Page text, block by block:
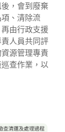
，會到廢棄
、清除流
由行政支援
人員共同評
源管理專責
查作業，以